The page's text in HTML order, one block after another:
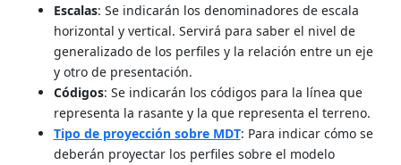
Escalas: Se indicarán los denominadores de escala
horizontal y vertical. Servirá para saber el nivel de
generalizado de los perfiles y la relación entre un eje
y otro de presentación.
Códigos: Se indicarán los códigos para la línea que
representa la rasante y la que representa el terreno.
Tipo de proyección sobre MDT: Para indicar cómo se
deberán proyectar los perfiles sobre el modelo